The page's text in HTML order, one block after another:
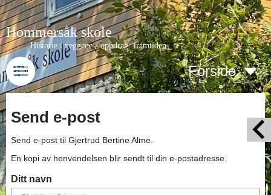
Hommersåk skole
Historie i veggene - oppdrag: framtiden
Forside
Send e-post
Send e-post til Gjertrud Bertine Alme.
En kopi av henvendelsen blir sendt til din e-postadresse.
Ditt navn